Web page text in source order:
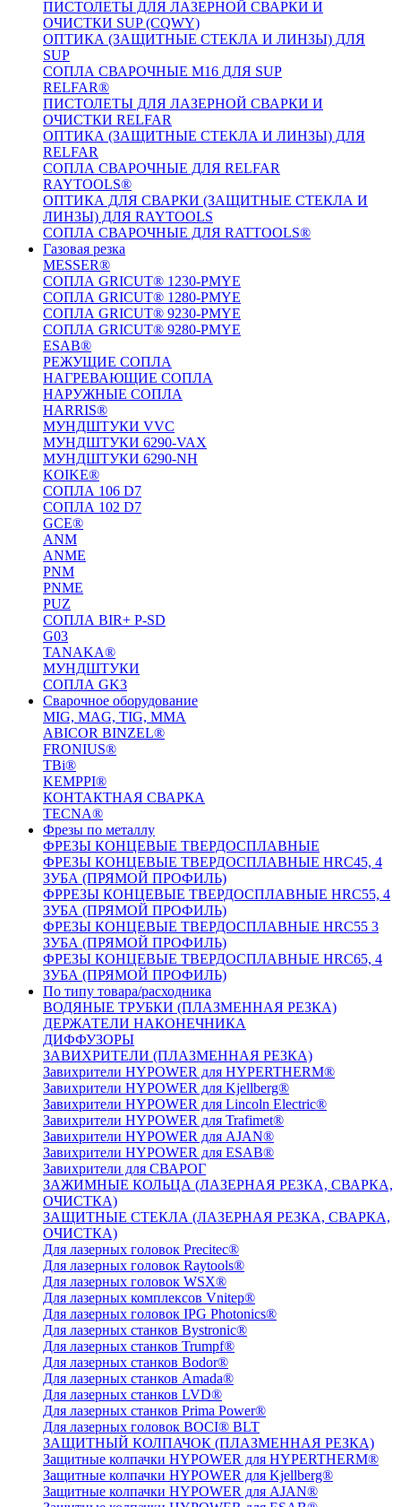
ПИСТОЛЕТЫ ДЛЯ ЛАЗЕРНОЙ СВАРКИ И
ОЧИСТКИ SUP (CQWY)
ОПТИКА (ЗАЩИТНЫЕ СТЕКЛА И ЛИНЗЫ) ДЛЯ
SUP
СОПЛА СВАРОЧНЫЕ M16 ДЛЯ SUP
RELFAR®
ПИСТОЛЕТЫ ДЛЯ ЛАЗЕРНОЙ СВАРКИ И
ОЧИСТКИ RELFAR
ОПТИКА (ЗАЩИТНЫЕ СТЕКЛА И ЛИНЗЫ) ДЛЯ
RELFAR
СОПЛА СВАРОЧНЫЕ ДЛЯ RELFAR
RAYTOOLS®
ОПТИКА ДЛЯ СВАРКИ (ЗАЩИТНЫЕ СТЕКЛА И
ЛИНЗЫ) ДЛЯ RAYTOOLS
СОПЛА СВАРОЧНЫЕ ДЛЯ RATTOOLS®
Газовая резка
MESSER®
СОПЛА GRICUT® 1230-PMYE
СОПЛА GRICUT® 1280-PMYE
СОПЛА GRICUT® 9230-PMYE
СОПЛА GRICUT® 9280-PMYE
ESAB®
РЕЖУЩИЕ СОПЛА
НАГРЕВАЮЩИЕ СОПЛА
НАРУЖНЫЕ СОПЛА
HARRIS®
МУНДШТУКИ VVC
МУНДШТУКИ 6290-VAX
МУНДШТУКИ 6290-NH
KOIKE®
СОПЛА 106 D7
СОПЛА 102 D7
GCE®
ANM
ANME
PNM
PNME
PUZ
СОПЛА BIR+ P-SD
G03
TANAKA®
МУНДШТУКИ
СОПЛА GK3
Сварочное оборудование
MIG, MAG, TIG, MMA
ABICOR BINZEL®
FRONIUS®
TBi®
KEMPPI®
КОНТАКТНАЯ СВАРКА
TECNA®
Фрезы по металлу
ФРЕЗЫ КОНЦЕВЫЕ ТВЕРДОСПЛАВНЫЕ
ФРЕЗЫ КОНЦЕВЫЕ ТВЕРДОСПЛАВНЫЕ HRC45, 4
ЗУБА (ПРЯМОЙ ПРОФИЛЬ)
ФРРЕЗЫ КОНЦЕВЫЕ ТВЕРДОСПЛАВНЫЕ HRC55, 4
ЗУБА (ПРЯМОЙ ПРОФИЛЬ)
ФРЕЗЫ КОНЦЕВЫЕ ТВЕРДОСПЛАВНЫЕ HRC55 3
ЗУБА (ПРЯМОЙ ПРОФИЛЬ)
ФРЕЗЫ КОНЦЕВЫЕ ТВЕРДОСПЛАВНЫЕ HRC65, 4
ЗУБА (ПРЯМОЙ ПРОФИЛЬ)
По типу товара/расходника
ВОДЯНЫЕ ТРУБКИ (ПЛАЗМЕННАЯ РЕЗКА)
ДЕРЖАТЕЛИ НАКОНЕЧНИКА
ДИФФУЗОРЫ
ЗАВИХРИТЕЛИ (ПЛАЗМЕННАЯ РЕЗКА)
Завихрители HYPOWER для HYPERTHERM®
Завихрители HYPOWER для Kjellberg®
Завихрители HYPOWER для Lincoln Electric®
Завихрители HYPOWER для Trafimet®
Завихрители HYPOWER для AJAN®
Завихрители HYPOWER для ESAB®
Завихрители для СВАРОГ
ЗАЖИМНЫЕ КОЛЬЦА (ЛАЗЕРНАЯ РЕЗКА, СВАРКА,
ОЧИСТКА)
ЗАЩИТНЫЕ СТЕКЛА (ЛАЗЕРНАЯ РЕЗКА, СВАРКА,
ОЧИСТКА)
Для лазерных головок Precitec®
Для лазерных головок Raytools®
Для лазерных головок WSX®
Для лазерных комплексов Vnitep®
Для лазерных головок IPG Photonics®
Для лазерных станков Bystronic®
Для лазерных станков Trumpf®
Для лазерных станков Bodor®
Для лазерных станков Amada®
Для лазерных станков LVD®
Для лазерных станков Prima Power®
Для лазерных головок BOCI® BLT
ЗАЩИТНЫЙ КОЛПАЧОК (ПЛАЗМЕННАЯ РЕЗКА)
Защитные колпачки HYPOWER для HYPERTHERM®
Защитные колпачки HYPOWER для Kjellberg®
Защитные колпачки HYPOWER для AJAN®